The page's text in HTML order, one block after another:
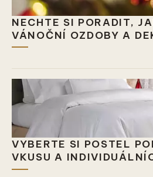
NECHTE SI PORADIT,
VÁNOČNÍ OZDOBY A
VYBERTE SI POSTEL
VKUSU A